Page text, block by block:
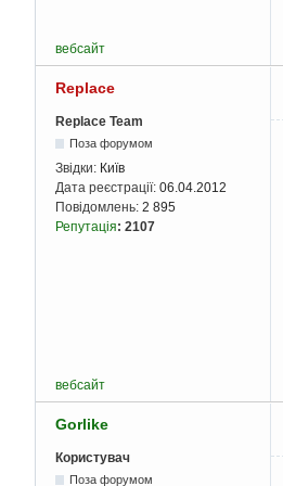
вебсайт
Replace
Replace Team
Поза форумом
Звідки: Київ
Дата реєстрації: 06.04.2012
Повідомлень: 2 895
Репутація: 2107
вебсайт
Gorlike
Користувач
Поза форумом